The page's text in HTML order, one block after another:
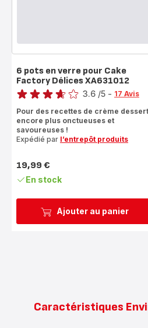
Ajouter au panier
6 pots en verre pour Cake
Factory Délices XA631012
Note
3.6 /5 - 17 Avis
Pour des recettes de crème dessert
encore plus onctueuses et
savoureuses !
Expédié par l’entrepôt produits
Prix
19,99 €
En stock
Caractéristiques